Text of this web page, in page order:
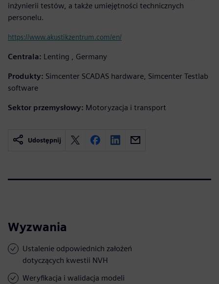
inżynierii testów, a także umiejętności technicznych
personelu.
https://www.akustikzentrum.com/en/
Centrala: Lenting , Germany
Produkty: Simcenter SCADAS hardware, Simcenter Testlab
software
Sektor przemysłowy: Motoryzacja i transport
Udostępnij
Wyzwania
Ustalenie odpowiednich założeń
dotyczących kwestii NVH
Weryfikacja i walidacja modeli